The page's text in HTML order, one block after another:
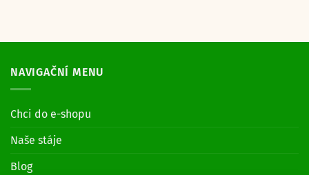
NAVIGAČNÍ MENU
Chci do e-shopu
Naše stáje
Blog